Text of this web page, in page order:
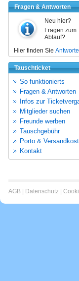
Fragen & Antworten
Neu hier?
Fragen zum
Ablauf?
Hier finden Sie
Tauschticket
So funktionierts
Fragen & Antworten
Infos zur
Mitglieder suchen
Freunde werben
Tauschgebühr
Porto &
Kontakt
AGB | Datenschutz |